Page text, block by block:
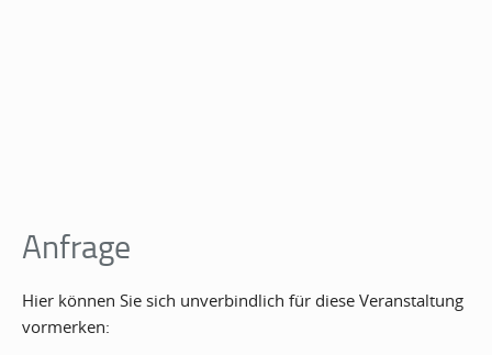
Anfrage
Hier können Sie sich unverbindlich für diese Veranstaltung
vormerken: